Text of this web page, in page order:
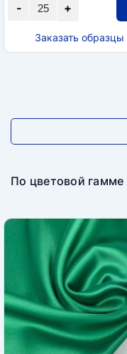
+
-
Заказать образцы
По цветовой гамме